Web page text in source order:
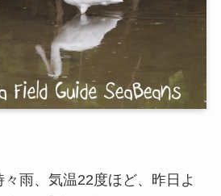
雨、気温22度ほど、昨日よ